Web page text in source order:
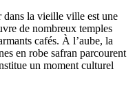
dans la vieille ville est une
de nombreux temples
cafés. À l’aube, la
en robe safran parcourent
un moment culturel